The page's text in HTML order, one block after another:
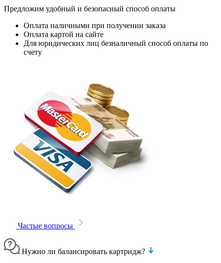
Предложим удобный и безопасный способ оплаты
Оплата наличными при получении заказа
Оплата картой на сайте
Для юридических лиц безналичный способ оплаты по
счету
Частые вопросы
Нужно ли балансировать картридж?